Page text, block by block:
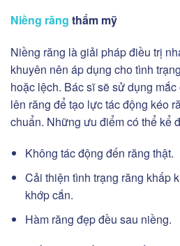
Niềng răng thẩm mỹ
Niềng răng là giải pháp điều trị
khuyên nên áp dụng cho tình
hoặc lệch. Bác sĩ sẽ sử dụng
lên răng để tạo lực tác động kéo
chuẩn. Những ưu điểm có thể kể
Không tác động đến răng thật.
Cải thiện tình trạng răng khấp
khớp cắn.
Hàm răng đẹp đều sau niềng.